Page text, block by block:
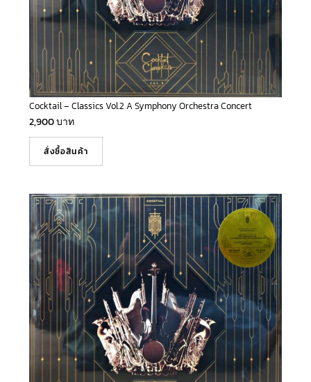
Cocktail – Classics Vol.2 A Symphony Orchestra Concert
2,900บาท
สั่งซื้อสินค้า